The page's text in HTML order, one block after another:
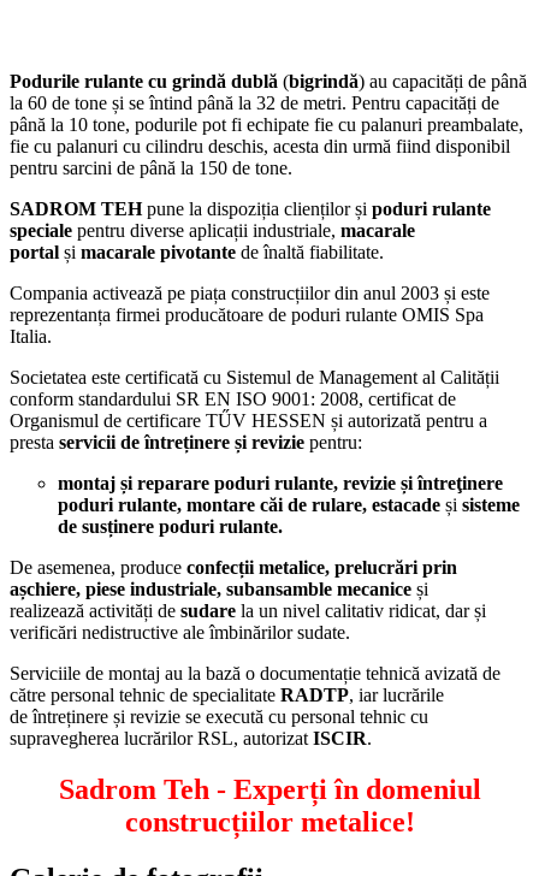
Podurile rulante cu grindă dublă (bigrindă) au capacități de până
la 60 de tone și se întind până la 32 de metri. Pentru capacități de
până la 10 tone, podurile pot fi echipate fie cu palanuri preambalate,
fie cu palanuri cu cilindru deschis, acesta din urmă fiind disponibil
pentru sarcini de până la 150 de tone.
SADROM TEHpune la dispoziția clienților și poduri rulante
speciale pentru diverse aplicații industriale, macarale
portal și macarale pivotante de înaltă fiabilitate.
Compania activează pe piața construcțiilor din anul 2003 și este
reprezentanța firmei producătoare de poduri rulante OMIS Spa
Italia.
Societatea este certificată cu Sistemul de Management al Calității
conform standardului SR EN ISO 9001: 2008, certificat de
Organismul de certificare TŰV HESSEN și autorizată pentru a
presta servicii de întreținere și revizie pentru:
montaj și reparare poduri rulante, revizie și întreţinere
poduri rulante, montare căi de rulare, estacade și sisteme
de susținere poduri rulante.
De asemenea, produce confecții metalice, prelucrări prin
așchiere, piese industriale, subansamble mecanice și
realizează activități de sudare la un nivel calitativ ridicat, dar și
verificări nedistructive ale îmbinărilor sudate.
Serviciile de montaj au la bază o documentație tehnică avizată de
către personal tehnic de specialitate RADTP, iar lucrările
de întreținere și revizie se execută cu personal tehnic cu
supravegherea lucrărilor RSL, autorizat ISCIR.
Sadrom Teh - Experți în domeniul
construcțiilor metalice!